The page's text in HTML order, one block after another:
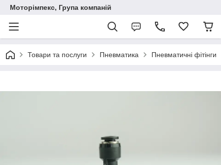
Моторімпекс, Група компаній
Товари та послуги Пневматика Пневматичні фітінги